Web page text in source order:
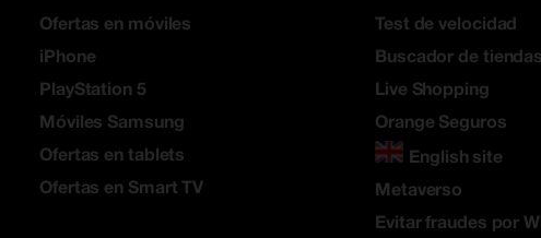
Ofertas en móviles
iPhone
PlayStation 5
Móviles Samsung
Ofertas en tablets
Ofertas en Smart TV
Test de velocidad
Buscador de tiendas
Live Shopping
Orange Seguros
English site
Metaverso
Evitar fraudes por